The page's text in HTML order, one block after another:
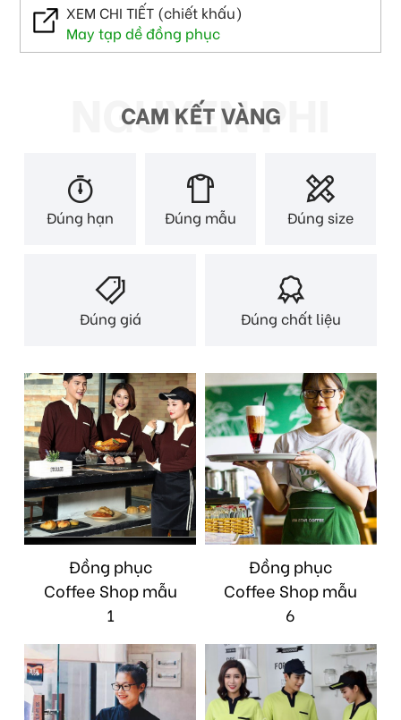
XEM CHI TIẾT (chiết khấu)
May tạp dề đồng phục
CAM KẾT VÀNG
Đúng hạn Đúng mẫu Đúng size
Đúng giá Đúng chất liệu
Đồng phục
Coffee Shop mẫu
1
Đồng phục
Coffee Shop mẫu
6